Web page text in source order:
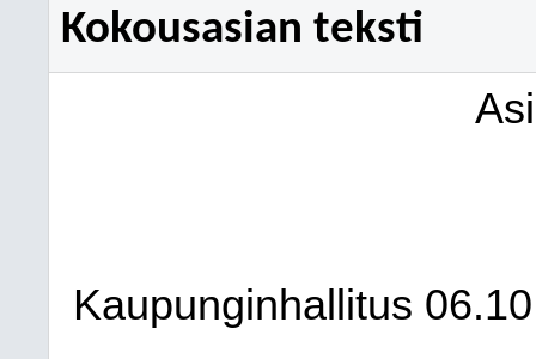
Kokousasian teksti
Kaupunginhallitus